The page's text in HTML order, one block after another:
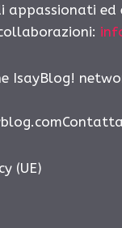
ed
IsayBlog!
(UE)